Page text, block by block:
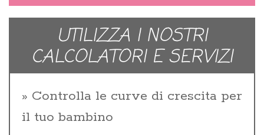
UTILIZZA I NOSTRI
CALCOLATORI E SERVIZI
Controlla le curve di crescita per
il tuo bambino